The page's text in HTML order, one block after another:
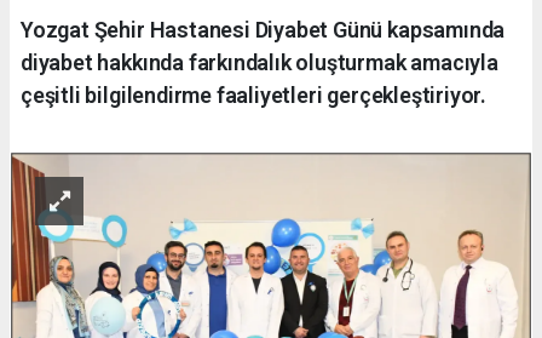
Yozgat Şehir Hastanesi Diyabet Günü kapsamında
diyabet hakkında farkındalık oluşturmak amacıyla
çeşitli bilgilendirme faaliyetleri gerçekleştiriyor.